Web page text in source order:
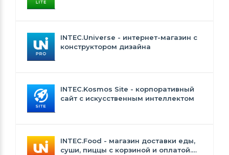
INTEC.Universe - интернет-магазин с
конструктором дизайна
INTEC.Kosmos Site - корпоративный
сайт с искусственным интеллектом
INTEC.Food - магазин доставки еды,
суши, пиццы с корзиной и оплатой.